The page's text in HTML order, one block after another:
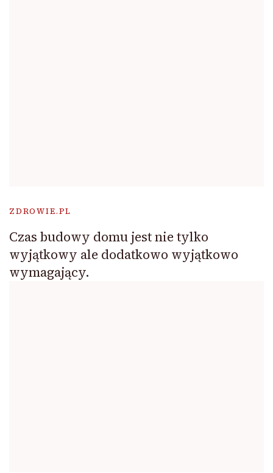
ZDROWIE.PL
Czas budowy domu jest nie tylko
wyjątkowy ale dodatkowo wyjątkowo
wymagający.